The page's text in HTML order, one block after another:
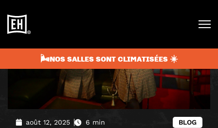
🌬️NOS SALLES SONT CLIMATISÉES ☀️
août 12, 2025 6 min BLOG